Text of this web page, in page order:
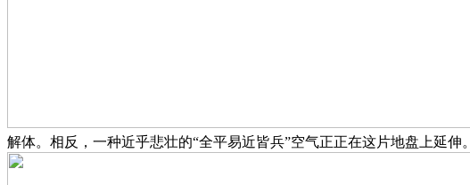
解体。相反，一种近乎悲壮的“全平易近皆兵”空气正正在这片地盘上延伸。